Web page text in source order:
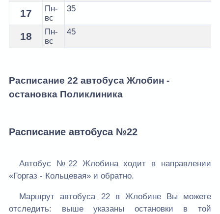
17
Пн-
вс
35
18
Пн-
вс
45
Расписание 22 автобуса Жлобин -
остановка Поликлиника
Расписание автобуса №22
Автобус №22 Жлобина ходит в направлении
«Горгаз - Кольцевая» и обратно.
Маршрут автобуса 22 в Жлобине Вы можете
отследить: выше указаны остановки в той